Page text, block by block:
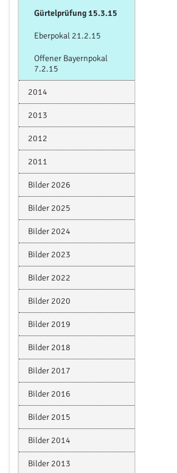
Gürtelprüfung 15.3.15
Eberpokal 21.2.15
Offener Bayernpokal
7.2.15
2014
2013
2012
2011
Bilder 2026
Bilder 2025
Bilder 2024
Bilder 2023
Bilder 2022
Bilder 2020
Bilder 2019
Bilder 2018
Bilder 2017
Bilder 2016
Bilder 2015
Bilder 2014
Bilder 2013